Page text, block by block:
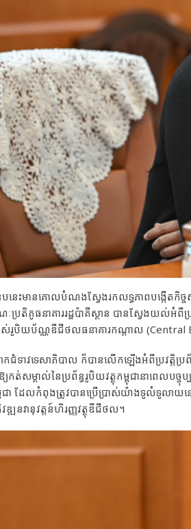
នេះមានគោលបំណងស្វែងរកលទ្ធភាពបង្កើតកិច្ច
ប្រតិភូធនាគាររដ្ឋប៉ាគីស្ថាន បានស្វែងយល់អំពីប្
ស់រូបិយប័ណ្ណឌីជីថលធនាគារកណ្តាល (Central
ជំទាវទេសាភិបាល ក៏បានលើកឡើងអំពីប្រវត្តិប្
យកត់សម្គាល់នៃប្រព័ន្ធរូបិយវត្ថុកម្ពុជានាពេលប
ជា ដែលកំពុងត្រូវបានប្រើប្រាស់យ៉ាងទូលំទូលាយនៅ
ឌ្ឍនវានុវត្តន៍ហិរញ្ញវត្ថុឌីជីថល។